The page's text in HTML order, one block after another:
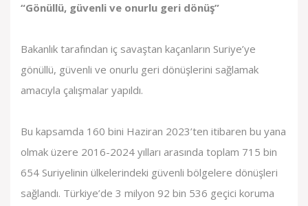
“Gönüllü, güvenli ve onurlu geri dönüş”
Bakanlık tarafından iç savaştan kaçanların Suriye’ye
gönüllü, güvenli ve onurlu geri dönüşlerini sağlamak
amacıyla çalışmalar yapıldı.
Bu kapsamda 160 bini Haziran 2023’ten itibaren bu yana
olmak üzere 2016-2024 yılları arasında toplam 715 bin
654 Suriyelinin ülkelerindeki güvenli bölgelere dönüşleri
sağlandı. Türkiye’de 3 milyon 92 bin 536 geçici koruma